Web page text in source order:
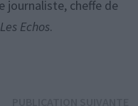
journaliste, cheffe de
Les Echos.